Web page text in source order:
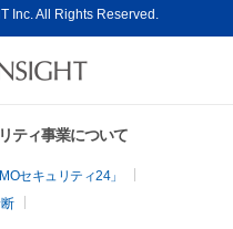
Inc. All Rights Reserved.
ティ事業について
セキュリティ24」